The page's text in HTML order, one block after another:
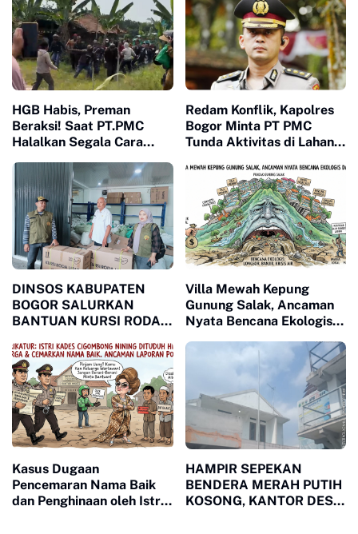
HGB Habis, Preman
Beraksi! Saat PT.PMC
Halalkan Segala Cara
Depan Penguasa yang
Bungkam
Redam Konflik, Kapolres
Bogor Minta PT PMC
Tunda Aktivitas di Lahan
DINSOS KABUPATEN
BOGOR SALURKAN
BANTUAN KURSI RODA
JAWAB KEBUTUHAN
WARGA MEGAMENDUNG
DAN CIOMAS
Villa Mewah Kepung
Gunung Salak, Ancaman
Nyata Bencana Ekologis
Kasus Dugaan
Pencemaran Nama Baik
dan Penghinaan oleh Istri
HAMPIR SEPEKAN
BENDERA MERAH PUTIH
KOSONG, KANTOR DESA